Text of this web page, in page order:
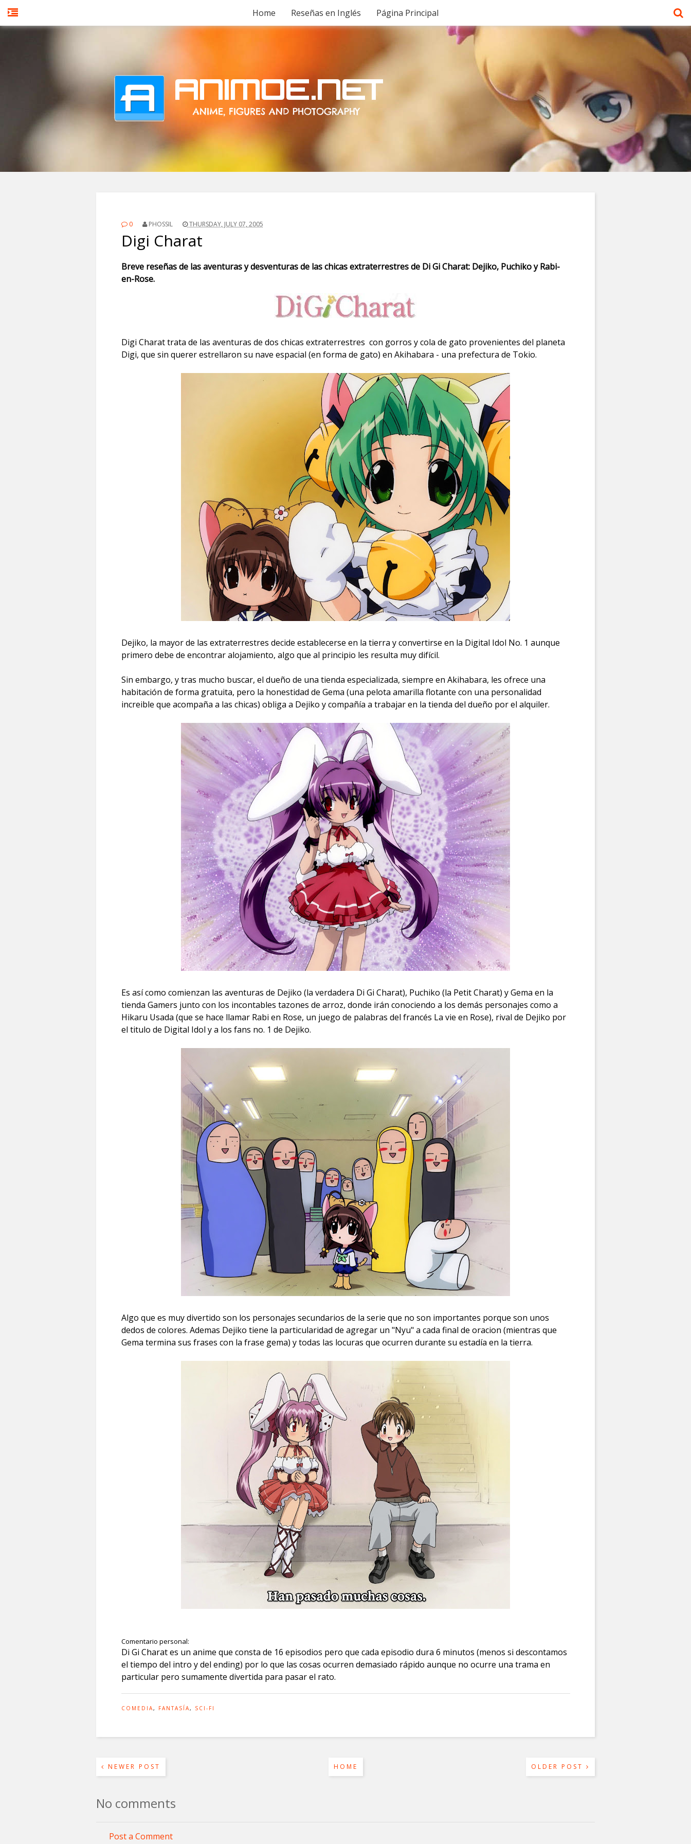
Home Reseñas en Inglés Página Principal
0 PHOSSIL THURSDAY, JULY 07, 2005
Digi Charat
Breve reseñas de las aventuras y desventuras de las chicas extraterrestres de Di Gi Charat: Dejiko, Puchiko y Rabi-
en-Rose.
Digi Charat trata de las aventuras de dos chicas extraterrestres con gorros y cola de gato provenientes del planeta
Digi, que sin querer estrellaron su nave espacial (en forma de gato) en Akihabara - una prefectura de Tokio.
Dejiko, la mayor de las extraterrestres decide establecerse en la tierra y convertirse en la Digital Idol No. 1 aunque
primero debe de encontrar alojamiento, algo que al principio les resulta muy difícil.
Sin embargo, y tras mucho buscar, el dueño de una tienda especializada, siempre en Akihabara, les ofrece una
habitación de forma gratuita, pero la honestidad de Gema (una pelota amarilla flotante con una personalidad
increible que acompaña a las chicas) obliga a Dejiko y compañía a trabajar en la tienda del dueño por el alquiler.
Es así como comienzan las aventuras de Dejiko (la verdadera Di Gi Charat), Puchiko (la Petit Charat) y Gema en la
tienda Gamers junto con los incontables tazones de arroz, donde irán conociendo a los demás personajes como a
Hikaru Usada (que se hace llamar Rabi en Rose, un juego de palabras del francés La vie en Rose), rival de Dejiko por
el titulo de Digital Idol y a los fans no. 1 de Dejiko.
Algo que es muy divertido son los personajes secundarios de la serie que no son importantes porque son unos
dedos de colores. Ademas Dejiko tiene la particularidad de agregar un "Nyu" a cada final de oracion (mientras que
Gema termina sus frases con la frase gema) y todas las locuras que ocurren durante su estadía en la tierra.
Comentario personal:
Di Gi Charat es un anime que consta de 16 episodios pero que cada episodio dura 6 minutos (menos si descontamos
el tiempo del intro y del ending) por lo que las cosas ocurren demasiado rápido aunque no ocurre una trama en
particular pero sumamente divertida para pasar el rato.
COMEDIA, FANTASÍA, SCI-FI
NEWER POST OLDER POST
HOME
No comments
Post a Comment